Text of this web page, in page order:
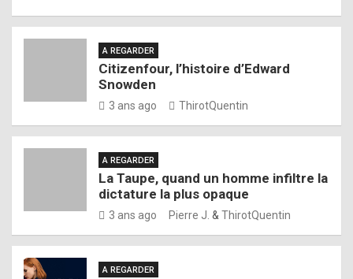
A REGARDER
Citizenfour, l’histoire d’Edward
Snowden
3 ans ago ThirotQuentin
A REGARDER
La Taupe, quand un homme infiltre la
dictature la plus opaque
3 ans ago Pierre J. & ThirotQuentin
A REGARDER